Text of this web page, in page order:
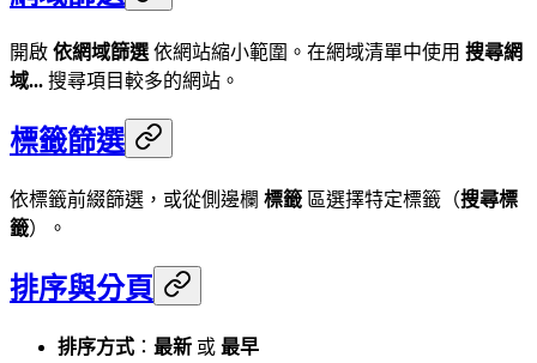
開啟 依網域篩選 依網站縮小範圍。在網域清單中使用 搜尋網
域... 搜尋項目較多的網站。
標籤篩選
依標籤前綴篩選，或從側邊欄 標籤 區選擇特定標籤（搜尋標
籤）。
排序與分頁
排序方式 ： 最新 或 最早